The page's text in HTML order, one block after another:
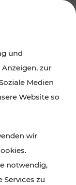
– viele
Fahrplan-
erreichbar.
und
zur
Medien
Website so
wir
notwendig,
Services zu